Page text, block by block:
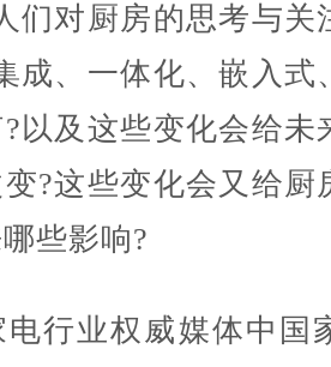
们对厨房的思考与关
成、一体化、嵌入式
以及这些变化会给未
?这些变化会又给厨
些影响?
业权威媒体中国